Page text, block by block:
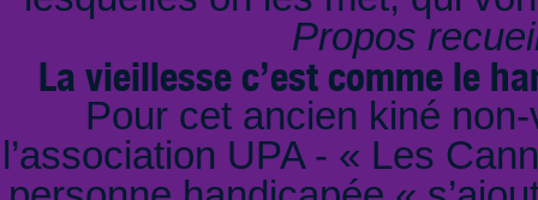
Propos
La vieillesse c’est comme le
Pour cet ancien kiné
l’association UPA - « Les